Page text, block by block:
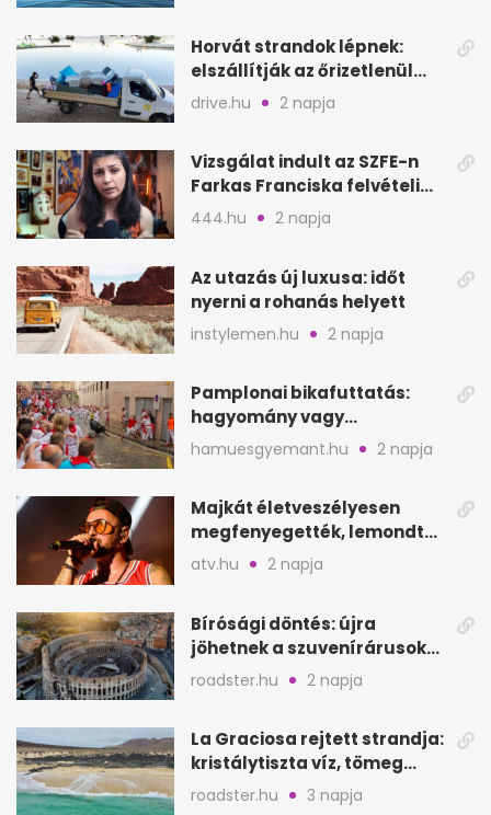
Horvát strandok lépnek:
elszállítják az őrizetlenül
hagyott törölközőket
drive.hu 2 napja
Vizsgálat indult az SZFE-n
Farkas Franciska felvételi
videója után
444.hu 2 napja
Az utazás új luxusa: időt
nyerni a rohanás helyett
instylemen.hu 2 napja
Pamplonai bikafuttatás:
hagyomány vagy
értelmetlen vérontás?
hamuesgyemant.hu 2 napja
Majkát életveszélyesen
megfenyegették, lemondta
a sepsiszentgyörgyi
atv.hu 2 napja
Bírósági döntés: újra
jöhetnek a szuvenírárusok
Európa ikonikus helyére
roadster.hu 2 napja
La Graciosa rejtett strandja:
kristálytiszta víz, tömeg
nélkül
roadster.hu 3 napja